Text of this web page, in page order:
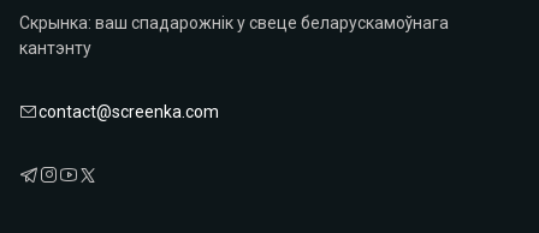
Скрынка: ваш спадарожнік у свеце беларускамоўнага
кантэнту
contact@screenka.com